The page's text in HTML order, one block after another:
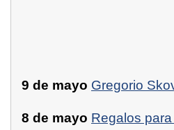
9 de mayo Gregorio
8 de mayo Regalos